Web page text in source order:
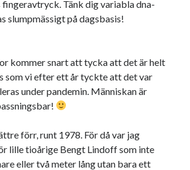
fingeravtryck. Tänk dig variabla dna-
slumpmässigt på dagsbasis!
kommer snart att tycka att det är helt
som vi efter ett år tyckte att det var
under pandemin. Människan är
förr, runt 1978. För då var jag
lille tioårige Bengt Lindoff som inte
eller två meter lång utan bara ett